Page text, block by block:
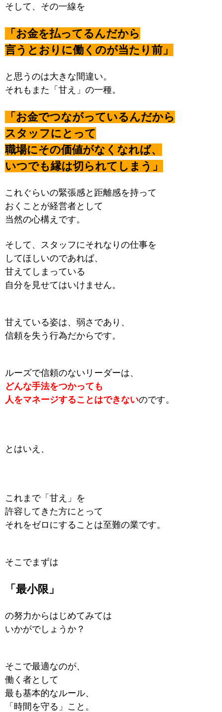
そして、その一線を
「お金を払ってるんだから
言うとおりに働くのが当たり前」
と思うのは大きな間違い。
それもまた「甘え」の一種。
「お金でつながっているんだから
スタッフにとって
職場にその価値がなくなれば、
いつでも縁は切られてしまう」
これぐらいの緊張感と距離感を持って
おくことが経営者として
当然の心構えです。
そして、スタッフにそれなりの仕事を
してほしいのであれば、
甘えてしまっている
自分を見せてはいけません。
甘えている姿は、弱さであり、
信頼を失う行為だからです。
ルーズで信頼のないリーダーは、
どんな手法をつかっても
人をマネージすることはできないのです。
とはいえ、
これまで「甘え」を
許容してきた方にとって
それをゼロにすることは至難の業です。
そこでまずは
「最小限」
の努力からはじめてみては
いかがでしょうか？
そこで最適なのが、
働く者として
最も基本的なルール、
「時間を守る」こと。